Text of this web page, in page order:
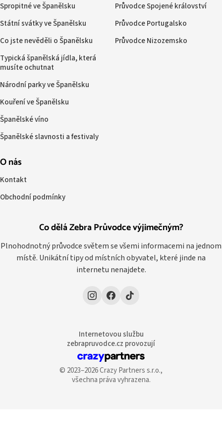
Co dělá Zebra Průvodce výjimečným?
Plnohodnotný průvodce světem se všemi informacemi na jednom
místě. Unikátní tipy od místních obyvatel, které jinde na
internetu nenajdete.
Spropitné ve Španělsku
Státní svátky ve Španělsku
Co jste nevěděli o Španělsku
Typická španělská jídla, která
musíte ochutnat
Národní parky ve Španělsku
Kouření ve Španělsku
Španělské víno
Španělské slavnosti a festivaly
Průvodce Spojené království
Průvodce Portugalsko
Průvodce Nizozemsko
O nás
Kontakt
Obchodní podmínky
Internetovou službu
zebrapruvodce.cz provozují
© 2023–2026 Crazy Partners s.r.o.,
všechna práva vyhrazena.